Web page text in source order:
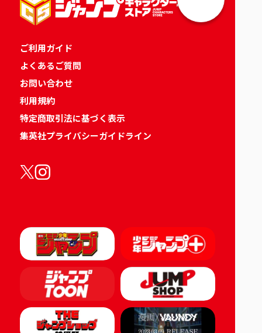
ご利用ガイド
よくあるご質問
お問い合わせ
利用規約
特定商取引法に基づく表示
集英社プライバシーガイドライン